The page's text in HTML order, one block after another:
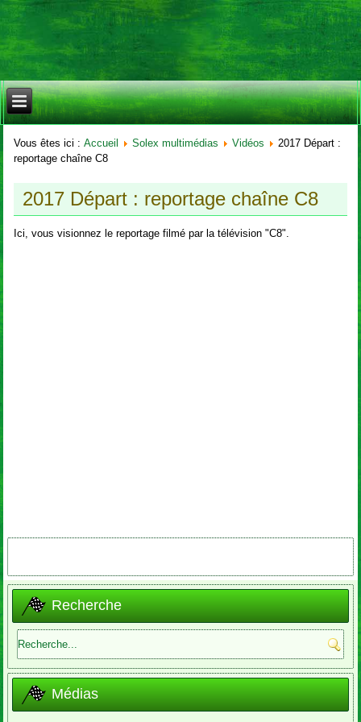
Vous êtes ici :Accueil Solex multimédias Vidéos
2017 Départ :
reportage chaîne C8
2017 Départ : reportage chaîne C8
Ici, vous visionnez le reportage filmé par la télévision "C8".
Recherche
Médias